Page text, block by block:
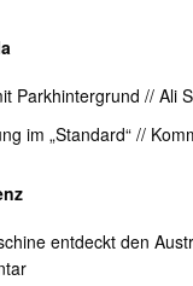
Parkhintergrund // Ali
im „Standard“ //
entdeckt den